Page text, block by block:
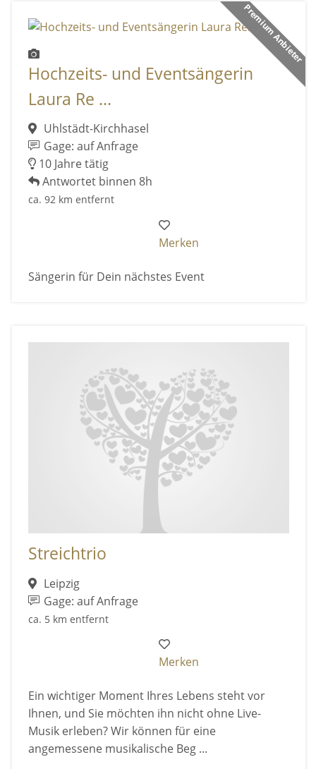
Premium Anbieter
Hochzeits- und Eventsängerin
Laura Re ...
Uhlstädt-Kirchhasel
Gage: auf Anfrage
10 Jahre tätig
Antwortet binnen 8h
ca. 92 km entfernt
Merken
Sängerin für Dein nächstes Event
Streichtrio
Leipzig
Gage: auf Anfrage
ca. 5 km entfernt
Merken
Ein wichtiger Moment Ihres Lebens steht vor
Ihnen, und Sie möchten ihn nicht ohne Live-
Musik erleben? Wir können für eine
angemessene musikalische Beg ...